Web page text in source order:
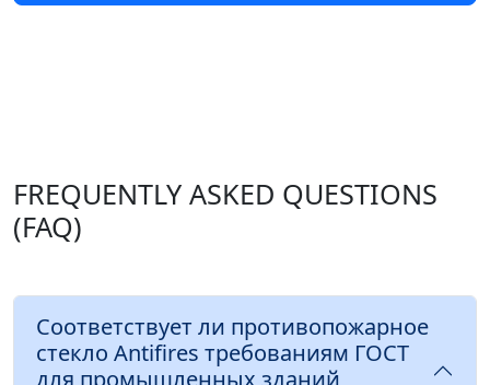
FREQUENTLY ASKED QUESTIONS
(FAQ)
Соответствует ли противопожарное
стекло Antifires требованиям ГОСТ